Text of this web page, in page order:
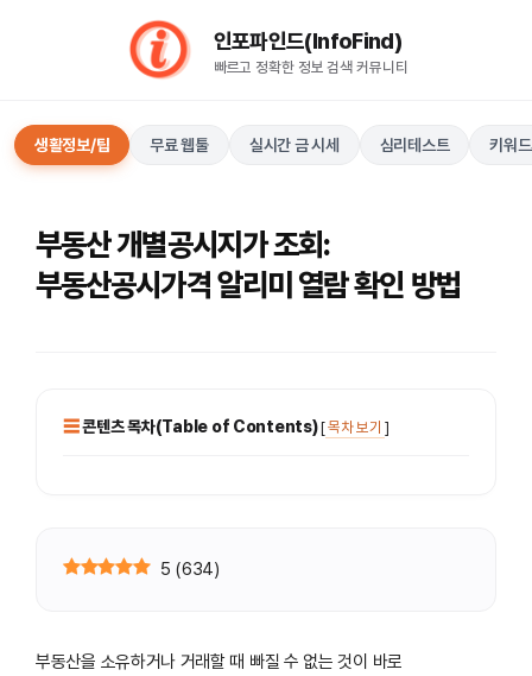
인포파인드(InfoFind)​​​​
빠르고 정확한 정보 검색 커뮤니티
생활정보/팁 무료 웹툴 실시간 금 시세 심리테스트 키워
부동산 개별공시지가 조회:
부동산공시가격 알리미 열람 확인 방법
콘텐츠 목차(Table of Contents)[목차 보기 ]
5 (634)
부동산을 소유하거나 거래할 때 빠질 수 없는 것이 바로